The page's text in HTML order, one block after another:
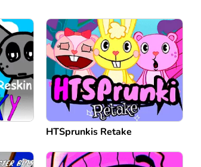
HTSprunkis Retake